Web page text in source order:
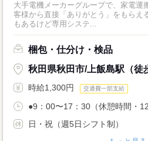
大手電機メーカーグループで、家電運
客様から直接「ありがとう」をもら
もあるけど専用システ...
梱包・仕分け・検品
秋田県秋田市/上飯島駅（徒
時給1,300円 交通費一部支給
●9：00〜17：30（休憩時間・
日・祝（週5日シフト制）